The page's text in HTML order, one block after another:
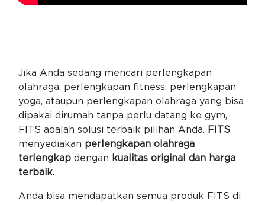
Jika Anda sedang mencari perlengkapan
olahraga, perlengkapan fitness, perlengkapan
yoga, ataupun perlengkapan olahraga yang bisa
dipakai dirumah tanpa perlu datang ke gym,
FITS adalah solusi terbaik pilihan Anda. FITS
menyediakan perlengkapan olahraga
terlengkapdengan kualitas original dan harga
terbaik.
Anda bisa mendapatkan semua produk FITS di